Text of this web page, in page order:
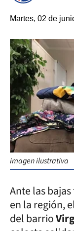
Martes, 02 de
imagen ilustrativa
Ante las
en la región,
del barrio